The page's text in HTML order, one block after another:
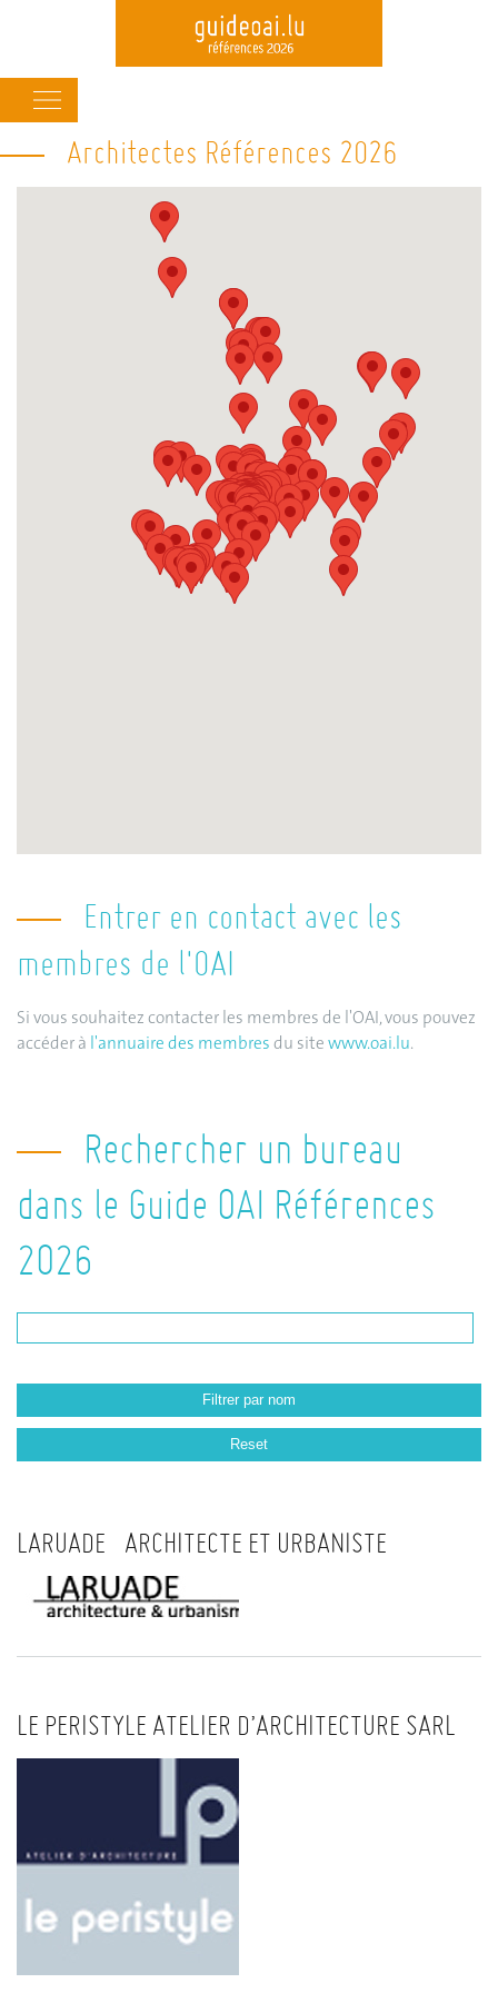
Skip
to
navigation
Architectes Références 2026
Entrer en contact avec les
membres de l'OAI
Si vous souhaitez contacter les membres de l'OAI, vous pouvez
accéder à l'annuaire des membres du site www.oai.lu.
Rechercher un bureau
dans le Guide OAI Références
2026
LARUADE ARCHITECTE ET URBANISTE
LE PERISTYLE ATELIER D’ARCHITECTURE SARL